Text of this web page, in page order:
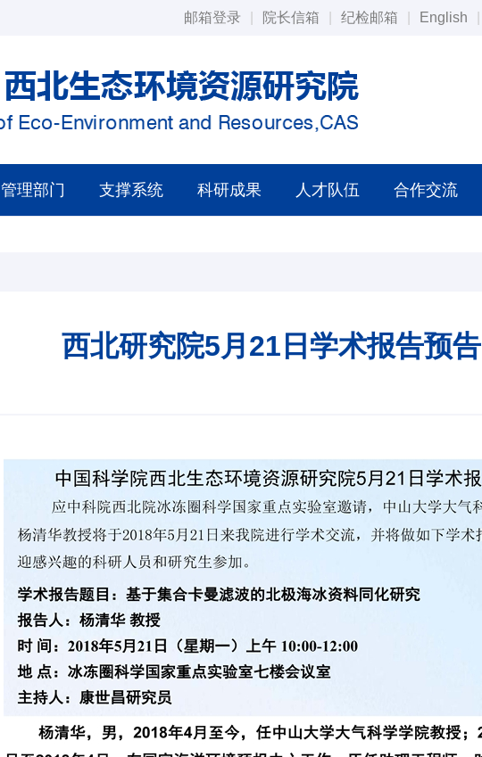
邮箱登录 院长信箱 纪检邮箱 English
管理部门 支撑系统 科研成果 人才队伍 合作交流
西北研究院5月21日学术报告预告